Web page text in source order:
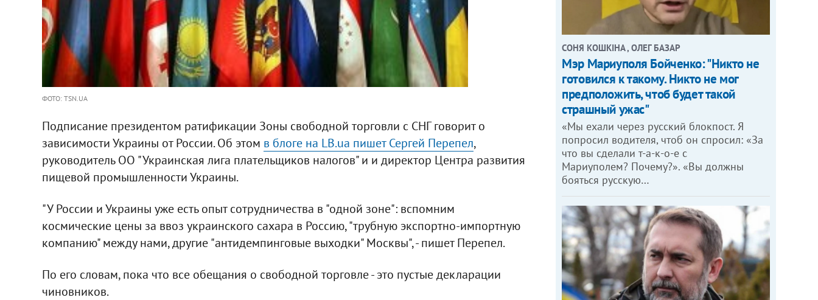
ФОТО: TSN.UA
Подписание президентом ратификации Зоны свободной торговли с СНГ говорит о
зависимости Украины от России. Об этом в блоге на LB.ua пишет Сергей Перепел,
руководитель ОО "Украинская лига плательщиков налогов" и и директор Центра развития
пищевой промышленности Украины.
"У России и Украины уже есть опыт сотрудничества в "одной зоне": вспомним
космические цены за ввоз украинского сахара в Россию, "трубную экспортно-импортную
компанию" между нами, другие "антидемпинговые выходки" Москвы", - пишет Перепел.
По его словам, пока что все обещания о свободной торговле - это пустые декларации
чиновников.
СОНЯ КОШКІНА , ОЛЕГ БАЗАР
Мэр Мариуполя Бойченко: "Никто не
готовился к такому. Никто не мог
предположить, чтоб будет такой
страшный ужас"
«Мы ехали через русский блокпост. Я
попросил водителя, чтоб он спросил: «За
что вы сделали т-а-к-о-е с
Мариуполем? Почему?». «Вы должны
бояться русскую…